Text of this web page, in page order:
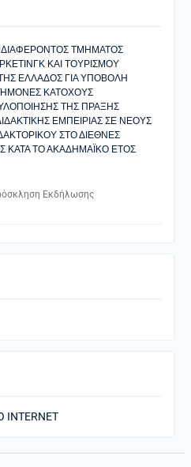
ΤΜΗΜΑΤΟΣ
ΚΑΙ ΤΟΥΡΙΣΜΟΥ
ΕΛΛΑΔΟΣ ΓΙΑ ΥΠΟΒΟΛΗ
ΚΑΤΟΧΟΥΣ
ΤΗΣ ΠΡΑΞΗΣ
ΕΜΠΕΙΡΙΑΣ ΣΕ ΝΕΟΥΣ
ΣΤΟ ΔΙΕΘΝΕΣ
ΚΑΤΑ ΤΟ ΑΚΑΔΗΜΑΪΚΟ ΕΤΟΣ
Εκδήλωσης